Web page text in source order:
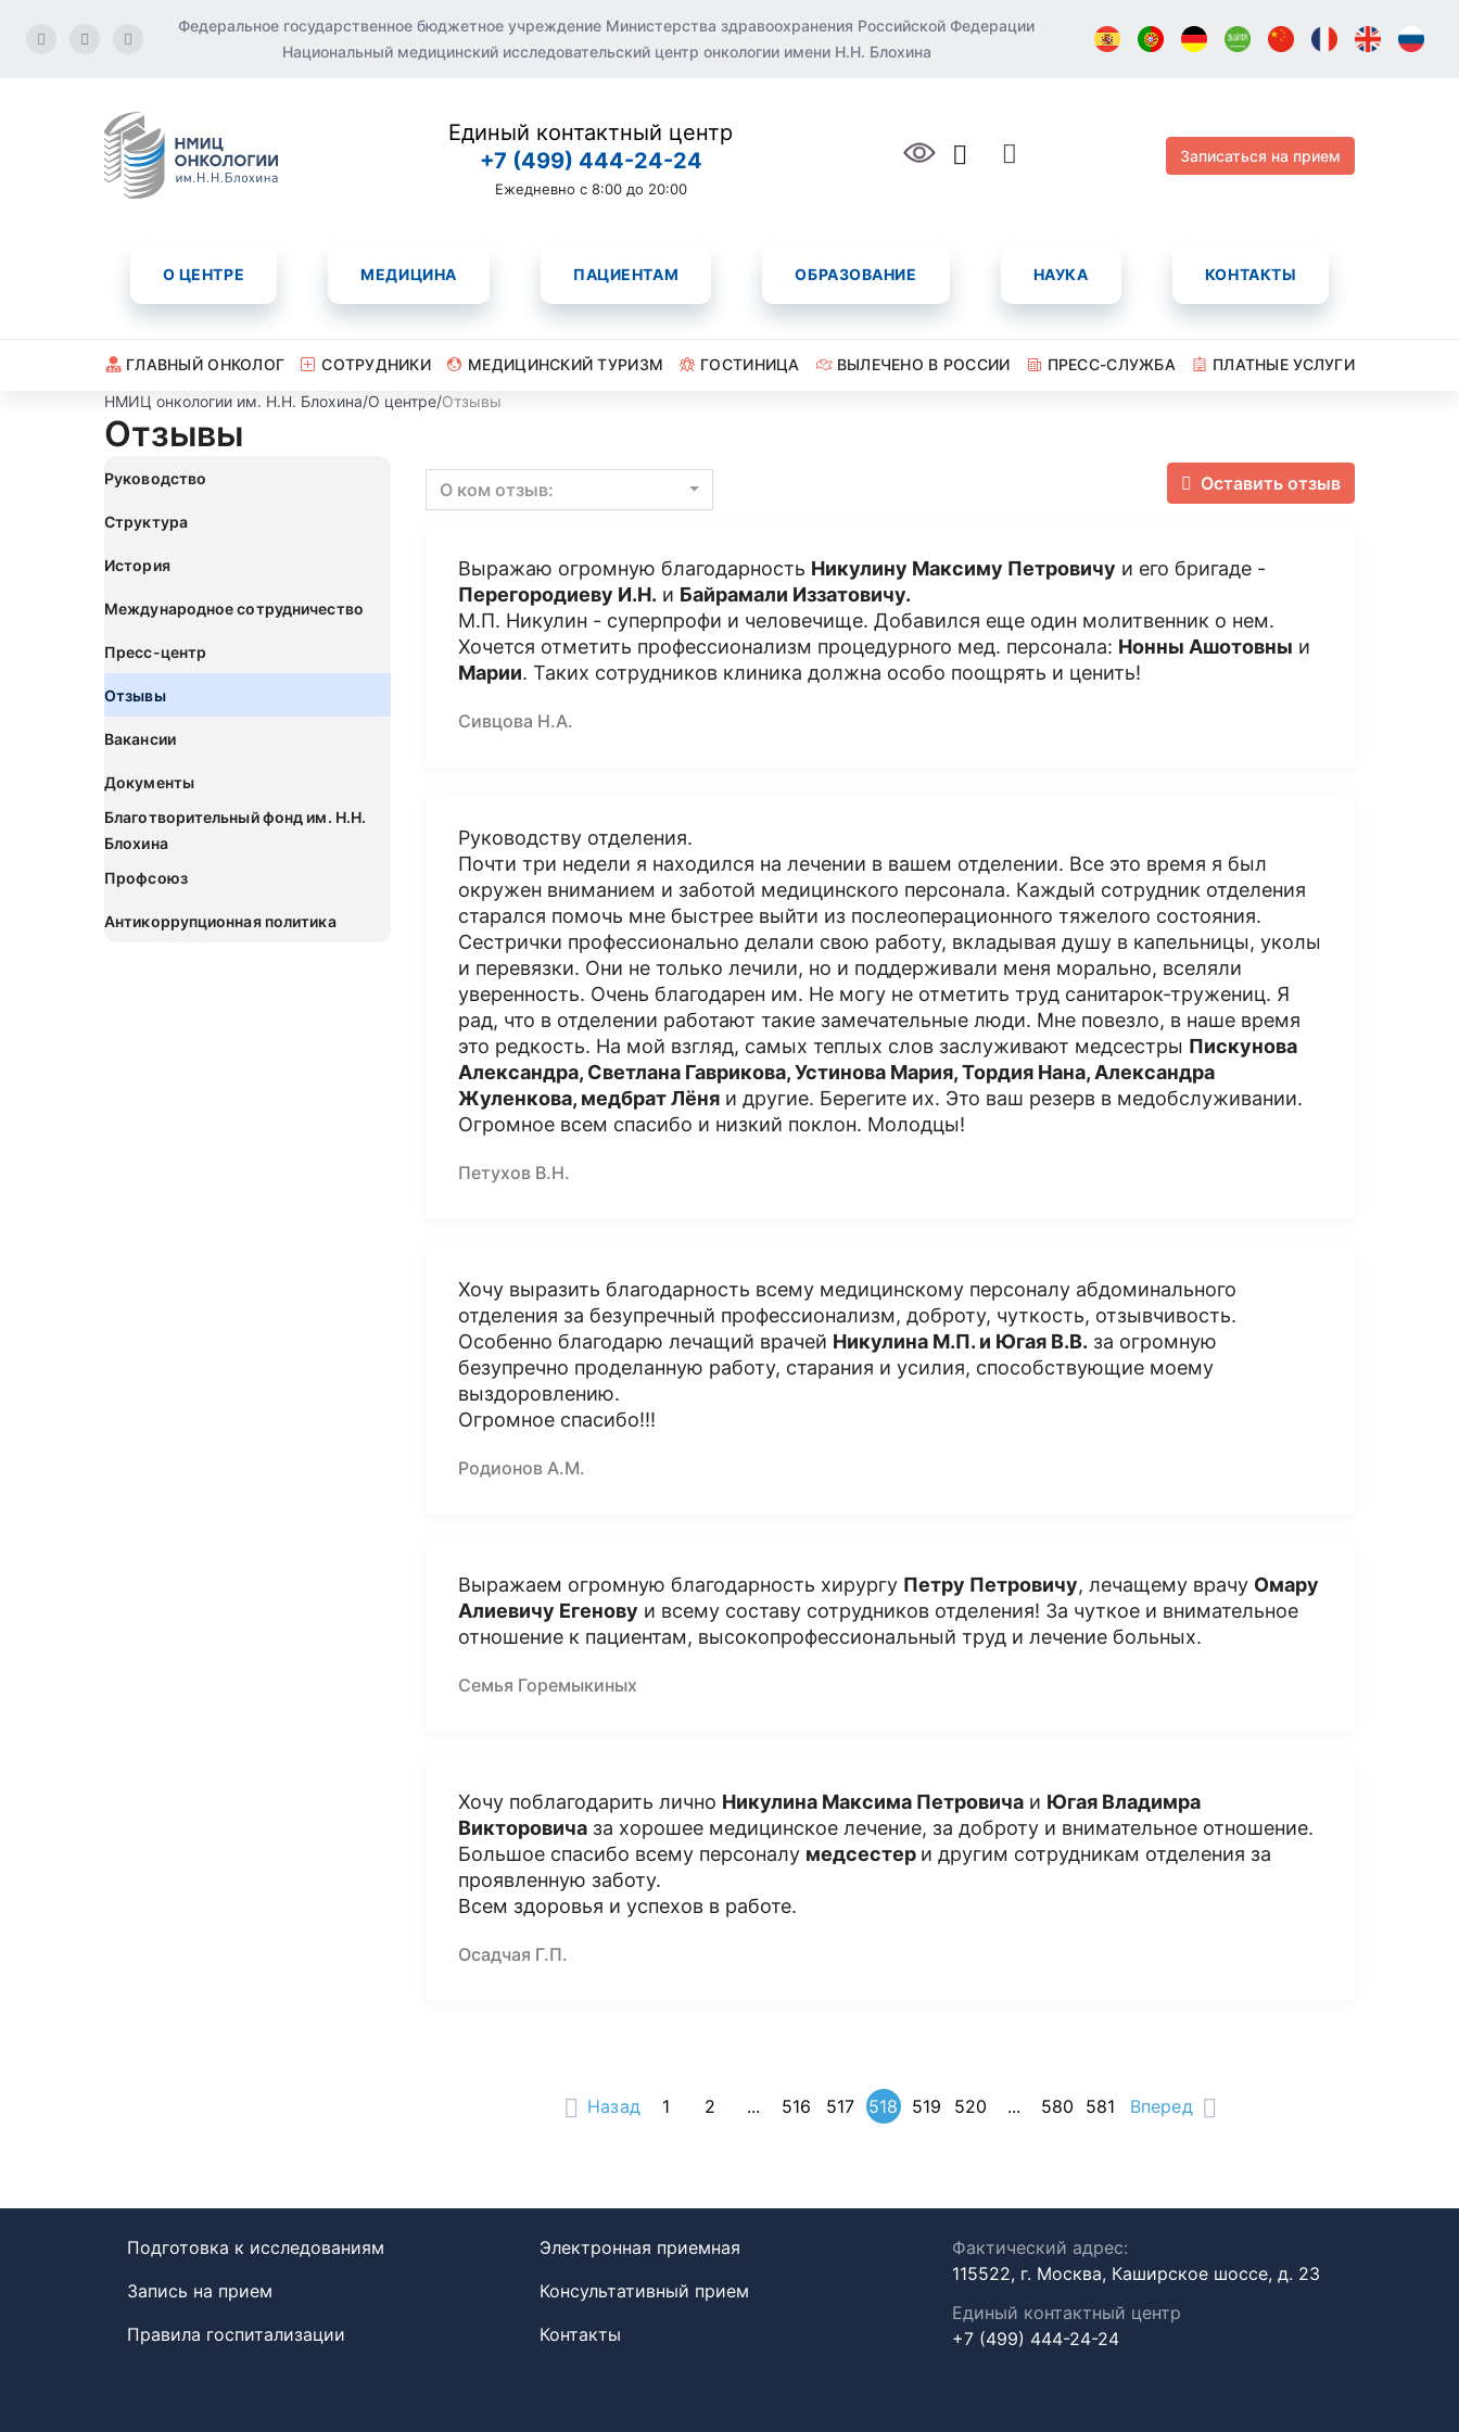
Федеральное государственное бюджетное учреждение Министерства здравоохранения Российской Федерации
Национальный медицинский исследовательский центр онкологии имени Н.Н. Блохина
Единый контактный центр
+7 (499) 444-24-24
Ежедневно с 8:00 до 20:00
Записаться на прием
О ЦЕНТРЕ МЕДИЦИНА ПАЦИЕНТАМ ОБРАЗОВАНИЕ НАУКА КОНТАКТЫ
ГЛАВНЫЙ ОНКОЛОГ СОТРУДНИКИ МЕДИЦИНСКИЙ ТУРИЗМ ГОСТИНИЦА ВЫЛЕЧЕНО В РОССИИ ПРЕСС-СЛУЖБА
ПЛАТНЫЕ УСЛУГИ
НМИЦ онкологии им. Н.Н. Блохина/О центре/Отзывы
Отзывы
Руководство
Структура
История
Международное сотрудничество
Пресс-центр
Отзывы
Вакансии
Документы
Благотворительный фонд им. Н.Н.
Блохина
Профсоюз
Антикоррупционная политика
Оставить отзыв
О ком отзыв:
Выражаю огромную благодарность Никулину Максиму Петровичу и его бригаде -
Перегородиеву И.Н. и Байрамали Иззатовичу.
М.П. Никулин - суперпрофи и человечище. Добавился еще один молитвенник о нем.
Хочется отметить профессионализм процедурного мед. персонала: Нонны Ашотовны и
Марии. Таких сотрудников клиника должна особо поощрять и ценить!
Сивцова Н.А.
Руководству отделения.
Почти три недели я находился на лечении в вашем отделении. Все это время я был
окружен вниманием и заботой медицинского персонала. Каждый сотрудник отделения
старался помочь мне быстрее выйти из послеоперационного тяжелого состояния.
Сестрички профессионально делали свою работу, вкладывая душу в капельницы, уколы
и перевязки. Они не только лечили, но и поддерживали меня морально, вселяли
уверенность. Очень благодарен им. Не могу не отметить труд санитарок-тружениц. Я
рад, что в отделении работают такие замечательные люди. Мне повезло, в наше время
это редкость. На мой взгляд, самых теплых слов заслуживают медсестры Пискунова
Александра, Светлана Гаврикова, Устинова Мария, Тордия Нана, Александра
Жуленкова, медбрат Лёняи другие. Берегите их. Это ваш резерв в медобслуживании.
Огромное всем спасибо и низкий поклон. Молодцы!
Петухов В.Н.
Хочу выразить благодарность всему медицинскому персоналу абдоминального
отделения за безупречный профессионализм, доброту, чуткость, отзывчивость.
Особенно благодарю лечащий врачей Никулина М.П. и Югая В.В. за огромную
безупречно проделанную работу, старания и усилия, способствующие моему
выздоровлению.
Огромное спасибо!!!
Родионов А.М.
Выражаем огромную благодарность хирургу Петру Петровичу, лечащему врачу Омару
Алиевичу Егенову и всему составу сотрудников отделения! За чуткое и внимательное
отношение к пациентам, высокопрофессиональный труд и лечение больных.
Семья Горемыкиных
Хочу поблагодарить лично Никулина Максима Петровичаи Югая Владимра
Викторовичаза хорошее медицинское лечение, за доброту и внимательное отношение.
Большое спасибо всему персоналу медсестер и другим сотрудникам отделения за
проявленную заботу.
Всем здоровья и успехов в работе.
Осадчая Г.П.
Назад 1 2 ... 516 517 518 519 520 ... 580 581 Вперед
Подготовка к исследованиям
Запись на прием
Правила госпитализации
Электронная приемная
Консультативный прием
Контакты
Фактический адрес:
115522, г. Москва, Каширское шоссе, д. 23
Единый контактный центр
+7 (499) 444-24-24